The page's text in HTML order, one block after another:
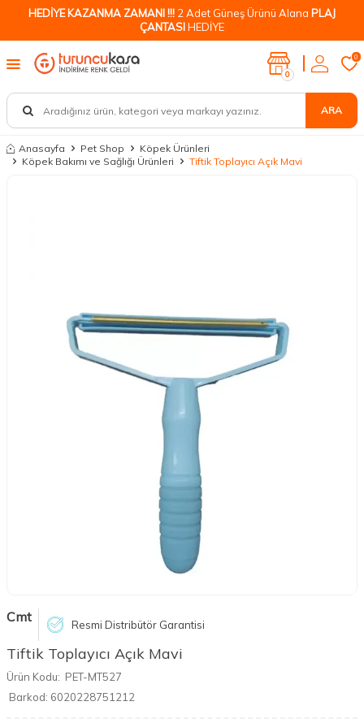
HEDİYE KAZANMA ZAMANI !!! 2 Adet Güneş Ürünü Alana PLAJ
ÇANTASIHEDİYE
ARA
0
0
Anasayfa Pet Shop
Köpek Ürünleri
Köpek Bakımı ve Sağlığı Ürünleri
Tiftik Toplayıcı Açık Mavi
Cmt Resmi Distribütör Garantisi
Tiftik Toplayıcı Açık Mavi
Ürün Kodu: PET-MT527
Barkod: 6020228751212